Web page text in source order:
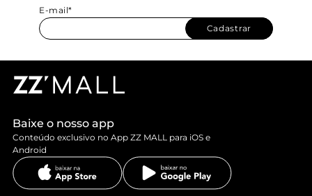
E-mail*
Cadastrar
Baixe o nosso app
Conteúdo exclusivo no App ZZ MALL para iOS e
Android